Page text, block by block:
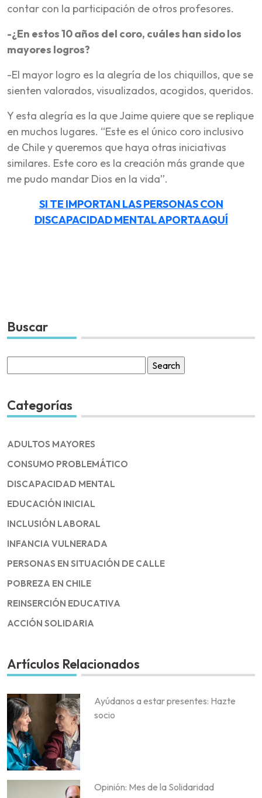
contar con la participación de otros profesores.
-¿En estos 10 años del coro, cuáles han sido los
mayores logros?
-El mayor logro es la alegría de los chiquillos, que se
sienten valorados, visualizados, acogidos, queridos.
Y esta alegría es la que Jaime quiere que se replique
en muchos lugares. “Este es el único coro inclusivo
de Chile y queremos que haya otras iniciativas
similares. Este coro es la creación más grande que
me pudo mandar Dios en la vida”.
SI TE IMPORTAN LAS PERSONAS CON
DISCAPACIDAD MENTAL APORTA AQUÍ
Buscar
for:
Categorías
ADULTOS MAYORES
CONSUMO PROBLEMÁTICO
DISCAPACIDAD MENTAL
EDUCACIÓN INICIAL
INCLUSIÓN LABORAL
INFANCIA VULNERADA
PERSONAS EN SITUACIÓN DE CALLE
POBREZA EN CHILE
REINSERCIÓN EDUCATIVA
ACCIÓN SOLIDARIA
Artículos Relacionados
Ayúdanos a estar presentes: Hazte
socio
Opinión: Mes de la Solidaridad